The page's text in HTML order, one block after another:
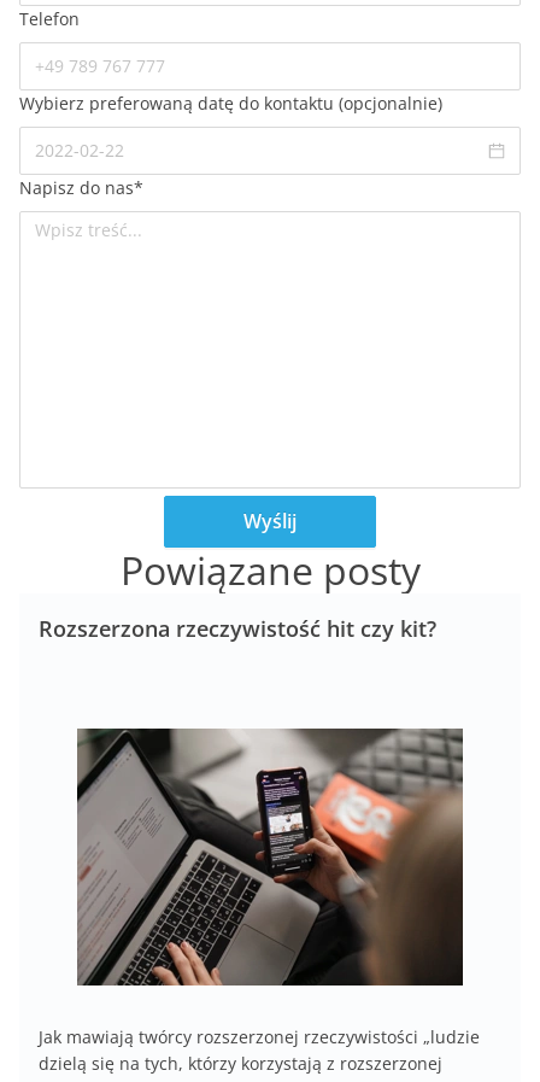
Telefon
Wybierz preferowaną datę do kontaktu (opcjonalnie)
Napisz do nas*
Wyślij
Powiązane posty
Rozszerzona rzeczywistość hit czy kit?
Jak mawiają twórcy rozszerzonej rzeczywistości „ludzie
dzielą się na tych, którzy korzystają z rozszerzonej